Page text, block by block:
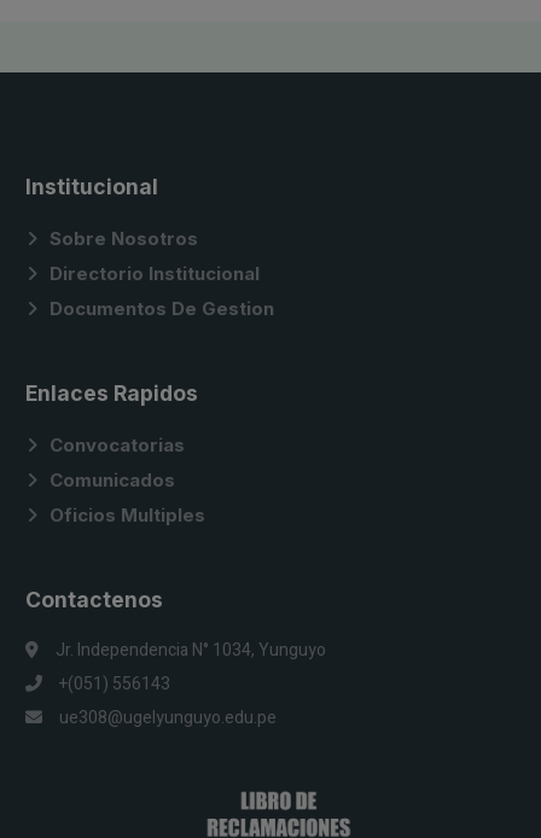
Institucional
Sobre Nosotros
Directorio Institucional
Documentos De Gestion
Enlaces Rapidos
Convocatorias
Comunicados
Oficios Multiples
Contactenos
Jr. Independencia N° 1034, Yunguyo
+(051) 556143
ue308@ugelyunguyo.edu.pe